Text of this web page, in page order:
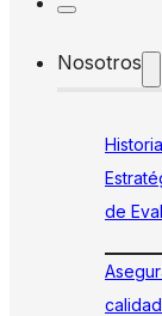
Nosotros
Historia
de
calidad